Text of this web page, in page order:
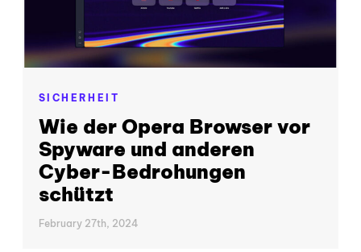
SICHERHEIT
Wie der Opera Browser vor
Spyware und anderen
Cyber-Bedrohungen
schützt
February 27th, 2024